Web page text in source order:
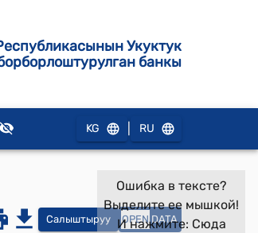
Укуктук
банкы
KG RU
Салыштыруу OPEN DATA
Ошибка в тексте?
Выделите ее мышкой!
И нажмите: Сюда